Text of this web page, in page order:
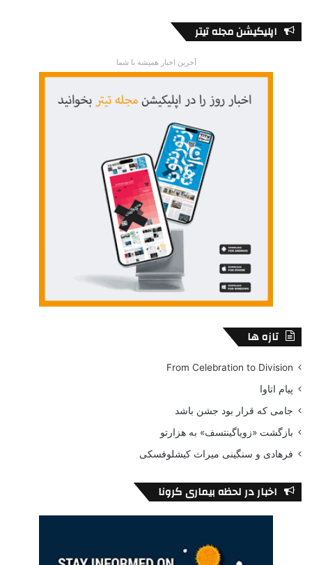
اپلیکیشن مجله تیتر
آخرین اخبار همیشه با شما
تازه ها
From Celebration to Division
پیام اتاوا
جامی که قرار بود جشن باشد
بازگشت «زویاگینتسف» به هزارتو
فرهادی و سنگینی میراث کیشلوفسکی
اخبار در لحظه بیماری کرونا